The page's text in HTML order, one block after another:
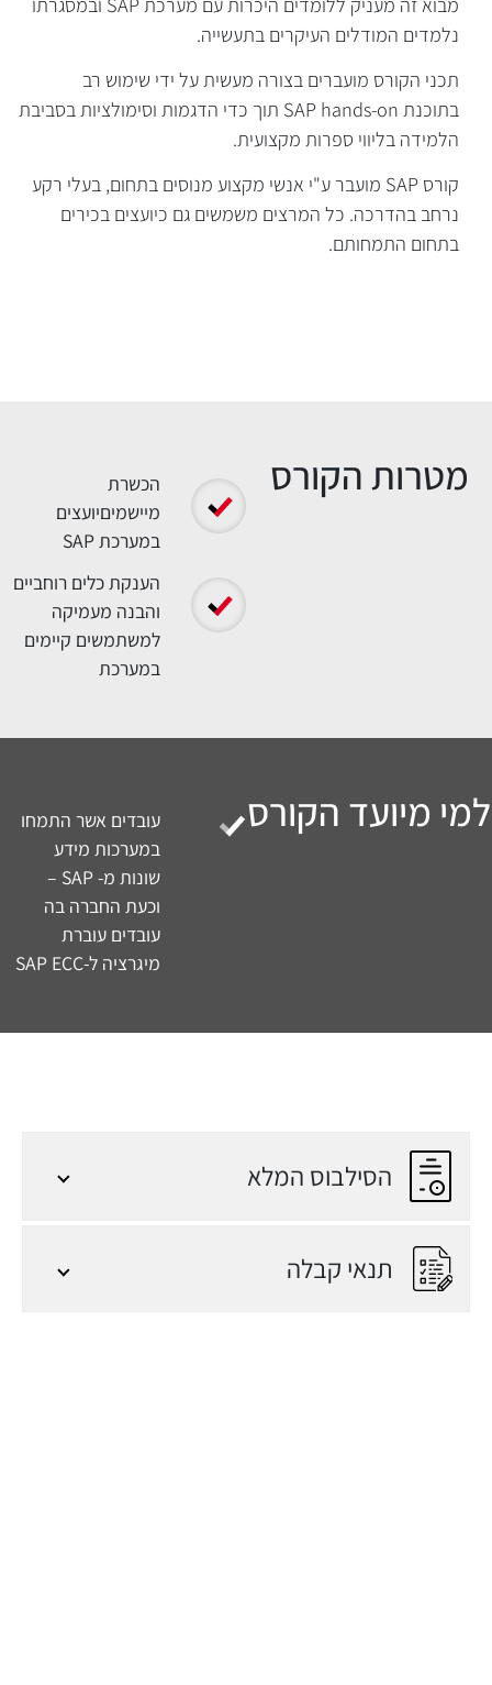
בקצרה
נלמדים המודלים העיקרים בתעשייה.
תכני הקורס מועברים בצורה מעשית על ידי שימוש רב
בתוכנת SAP hands-on תוך כדי הדגמות וסימולציות בסביבת
הלמידה בליווי ספרות מקצועית.
קורס SAP מועבר ע"י אנשי מקצוע מנוסים בתחום, בעלי רקע
נרחב בהדרכה. כל המרצים משמשים גם כיועצים בכירים
בתחום התמחותם.
הקורס
הענקת כלים רוחביים
הסילבוס המלא
תנאי קבלה